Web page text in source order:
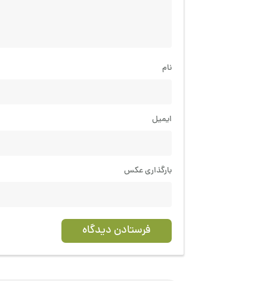
نام
ایمیل
بارگذاری عکس
فرستادن دیدگاه